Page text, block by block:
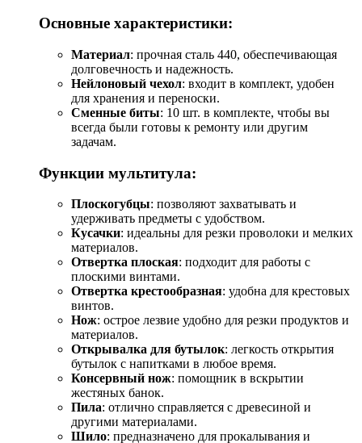
Основные характеристики:
Материал: прочная сталь 440, обеспечивающая
долговечность и надежность.
Нейлоновый чехол: входит в комплект, удобен
для хранения и переноски.
Сменные биты: 10 шт. в комплекте, чтобы вы
всегда были готовы к ремонту или другим
задачам.
Функции мультитула:
Плоскогубцы: позволяют захватывать и
удерживать предметы с удобством.
Кусачки: идеальны для резки проволоки и мелких
материалов.
Отвертка плоская: подходит для работы с
плоскими винтами.
Отвертка крестообразная: удобна для крестовых
винтов.
Нож: острое лезвие удобно для резки продуктов и
материалов.
Открывалка для бутылок: легкость открытия
бутылок с напитками в любое время.
Консервный нож: помощник в вскрытии
жестяных банок.
Пила: отлично справляется с древесиной и
другими материалами.
Шило: предназначено для прокалывания и